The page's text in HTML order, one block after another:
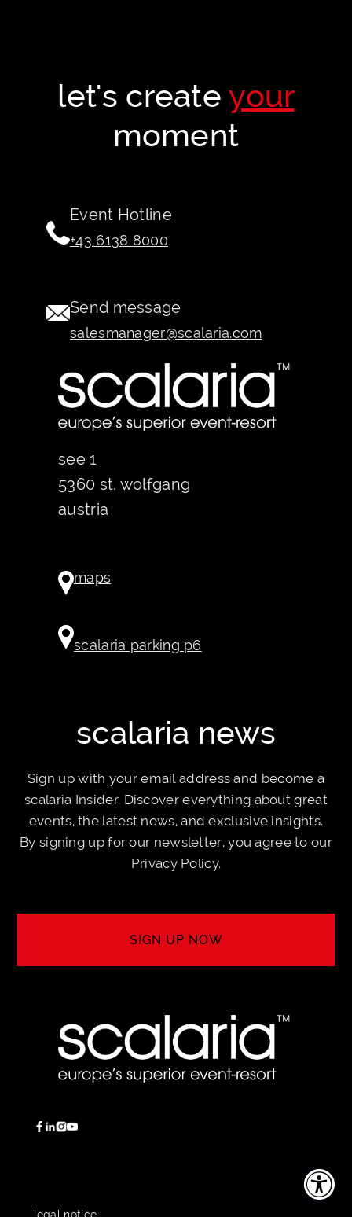
let's createyour
moment
Event Hotline
+43 6138 8000
Send message
salesmanager@scalaria.com
see 1
5360 st. wolfgang
austria
maps
scalaria parking p6
scalaria news
Sign up with your email address and become a
scalaria Insider. Discover everything about great
events, the latest news, and exclusive insights.
By signing up for our newsletter, you agree to our
Privacy Policy.
SIGN UP NOW